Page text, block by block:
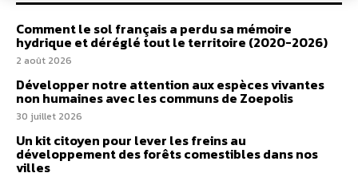
Comment le sol français a perdu sa mémoire
hydrique et déréglé tout le territoire (2020-2026)
2 août 2026
Développer notre attention aux espèces vivantes
non humaines avec les communs de Zoepolis
30 juillet 2026
Un kit citoyen pour lever les freins au
développement des forêts comestibles dans nos
villes